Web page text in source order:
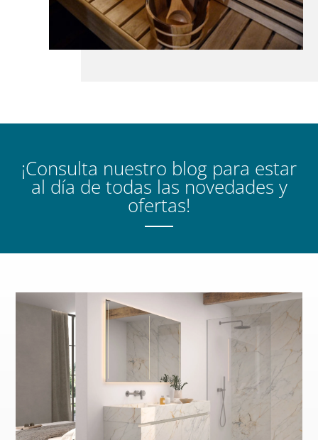
¡Consulta nuestro blog para estar
al día de todas las novedades y
ofertas!